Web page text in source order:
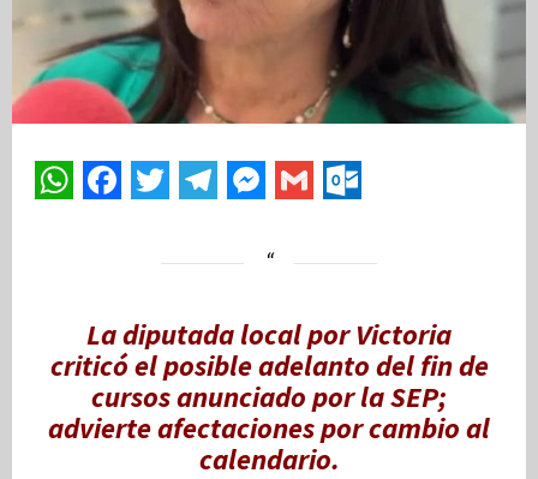
La diputada local por Victoria
criticó el posible adelanto del fin de
cursos anunciado por la SEP;
advierte afectaciones por cambio al
calendario.